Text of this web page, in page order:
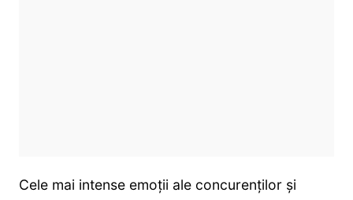
Cele mai intense emoții ale concurenților și